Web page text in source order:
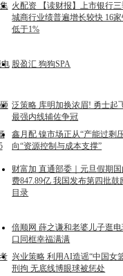
火配资 【读财报】上市银行
城商行业绩普遍增长较快 16
低于1%
股盈汇 狗狗SPA
泛策略 库明加换浓眉! 勇士起
最强内线辅佐争冠
鑫月配 镍市场正从“产能过剩
向“资源控制与成本支撑”
财富加 直通部委｜元旦假期
费847.89亿 我国发布第四批鼓
目录
倍顺网 薛之谦和老婆儿子逛
口同框幸福满满
兴业策略 利用AI造谣“中国女
刑拘 无底线博眼球被惩处